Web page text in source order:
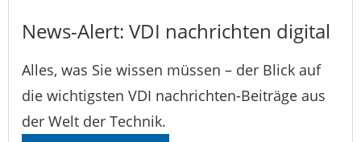
News-Alert: VDI nachrichten digital
Alles, was Sie wissen müssen – der Blick auf
die wichtigsten VDI nachrichten-Beiträge aus
der Welt der Technik.